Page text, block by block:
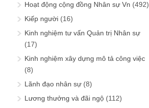
Hoạt động cộng đồng Nhân sự Vn (492)
Kiếp người (16)
Kinh nghiệm tư vấn Quản trị Nhân sự
(17)
Kinh nghiệm xây dựng mô tả công việc
(8)
Lãnh đạo nhân sự (8)
Lương thưởng và đãi ngộ (112)